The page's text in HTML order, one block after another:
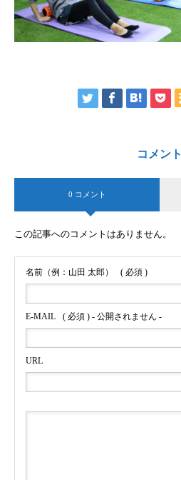
コメント
0 コメント
この記事へのコメントはありません。
名前（例：山田 太郎） ( 必須 )
E-MAIL ( 必須 ) - 公開されません -
URL